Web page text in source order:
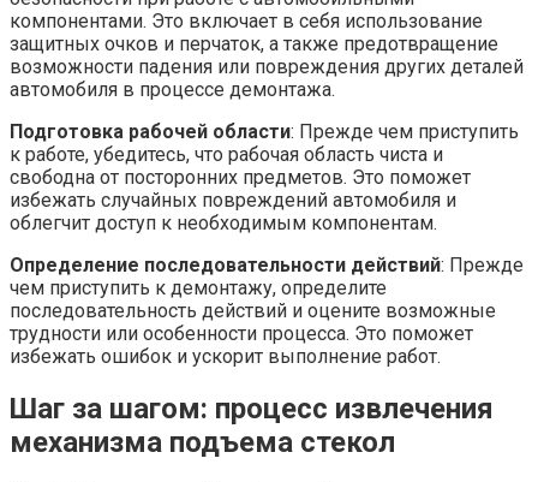
компонентами. Это включает в себя использование
защитных очков и перчаток, а также предотвращение
возможности падения или повреждения других деталей
автомобиля в процессе демонтажа.
Подготовка рабочей области: Прежде чем приступить
к работе, убедитесь, что рабочая область чиста и
свободна от посторонних предметов. Это поможет
избежать случайных повреждений автомобиля и
облегчит доступ к необходимым компонентам.
Определение последовательности действий: Прежде
чем приступить к демонтажу, определите
последовательность действий и оцените возможные
трудности или особенности процесса. Это поможет
избежать ошибок и ускорит выполнение работ.
Шаг за шагом: процесс извлечения
механизма подъема стекол